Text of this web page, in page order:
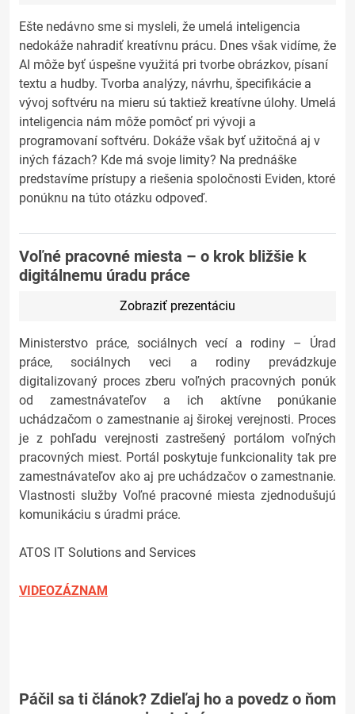
Ešte nedávno sme si mysleli, že umelá inteligencia
nedokáže nahradiť kreatívnu prácu. Dnes však vidíme, že
AI môže byť úspešne využitá pri tvorbe obrázkov, písaní
textu a hudby. Tvorba analýzy, návrhu, špecifikácie a
vývoj softvéru na mieru sú taktiež kreatívne úlohy. Umelá
inteligencia nám môže pomôcť pri vývoji a
programovaní softvéru. Dokáže však byť užitočná aj v
iných fázach? Kde má svoje limity? Na prednáške
predstavíme prístupy a riešenia spoločnosti Eviden, ktoré
ponúknu na túto otázku odpoveď.
Voľné pracovné miesta – o krok bližšie k
digitálnemu úradu práce
Zobraziť prezentáciu
Ministerstvo práce, sociálnych vecí a rodiny – Úrad
práce, sociálnych veci a rodiny prevádzkuje
digitalizovaný proces zberu voľných pracovných ponúk
od zamestnávateľov a ich aktívne ponúkanie
uchádzačom o zamestnanie aj širokej verejnosti. Proces
je z pohľadu verejnosti zastrešený portálom voľných
pracovných miest. Portál poskytuje funkcionality tak pre
zamestnávateľov ako aj pre uchádzačov o zamestnanie.
Vlastnosti služby Voľné pracovné miesta zjednodušujú
komunikáciu s úradmi práce.
ATOS IT Solutions and Services
VIDEOZÁZNAM
Páčil sa ti článok? Zdieľaj ho a povedz o ňom